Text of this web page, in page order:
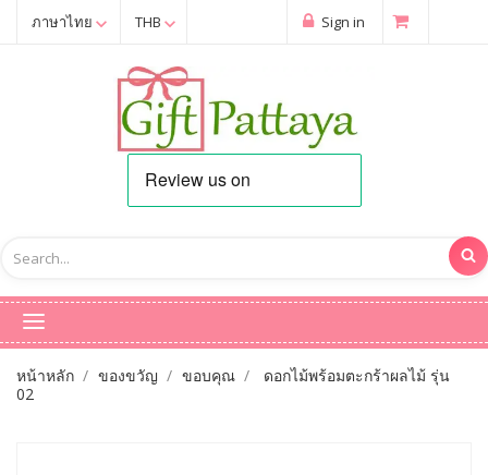
ภาษาไทย THB Sign in
หน้าหลัก ของขวัญ ขอบคุณ
ดอกไม้พร้อมตะกร้าผลไม้ รุ่น
02